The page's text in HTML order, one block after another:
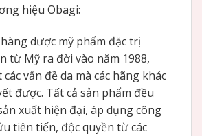
hiệu Obagi:
dược mỹ phẩm đặc trị
từ Mỹ ra đời vào năm 1988,
vấn đề da mà các hãng khác
được. Tất cả sản phẩm đều
xuất hiện đại, áp dụng công
tiên tiến, độc quyền từ các